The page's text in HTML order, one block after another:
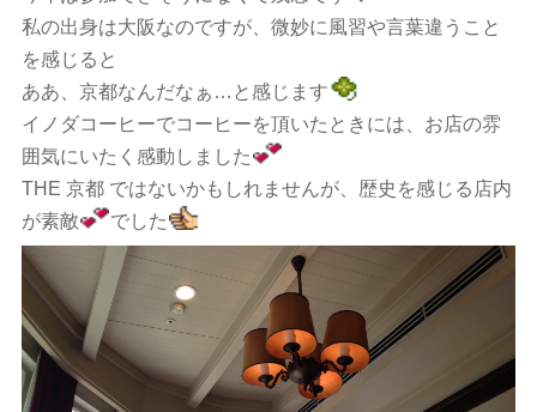
私の出身は大阪なのですが、微妙に風習や言葉違うこと
を感じると
ああ、京都なんだなぁ…と感じます
イノダコーヒーでコーヒーを頂いたときには、お店の雰
囲気にいたく感動しました
THE 京都 ではないかもしれませんが、歴史を感じる店内
が素敵
でした